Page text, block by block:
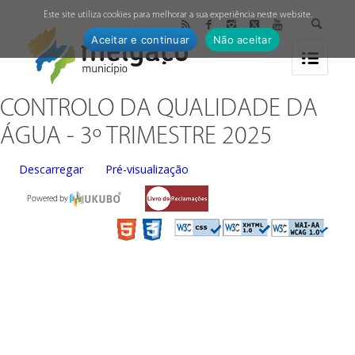
CONTROLO DA QUALIDADE DA
ÁGUA - 3º TRIMESTRE 2025
Descarregar Pré-visualização
Powered by
Este site utiliza cookies para melhorar a sua experiência neste website.
Aceitar e continuar Não aceitar